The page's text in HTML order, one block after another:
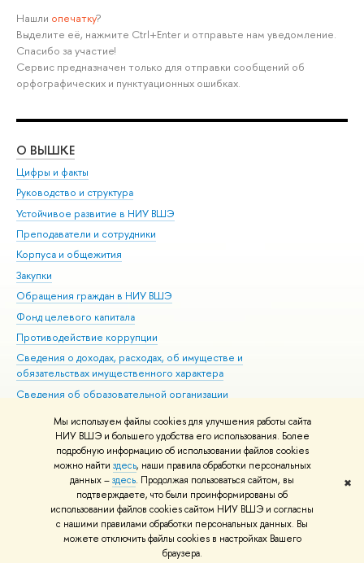
Мы используем файлы cookies для улучшения работы сайта
НИУ ВШЭ и большего удобства его использования. Более
подробную информацию об использовании файлов cookies
можно найти здесь, наши правила обработки персональных
данных –здесь. Продолжая пользоваться сайтом, вы
подтверждаете, что были проинформированы об
использовании файлов cookies сайтом НИУ ВШЭ и согласны
с нашими правилами обработки персональных данных. Вы
можете отключить файлы cookies в настройках Вашего
браузера.
✖
Нашли опечатку?
Выделите её, нажмите Ctrl+Enter и отправьте нам уведомление.
Спасибо за участие!
Сервис предназначен только для отправки сообщений об
орфографических и пунктуационных ошибках.
О ВЫШКЕ
Цифры и факты
Руководство и структура
Устойчивое развитие в НИУ ВШЭ
Преподаватели и сотрудники
Корпуса и общежития
Закупки
Обращения граждан в НИУ ВШЭ
Фонд целевого капитала
Противодействие коррупции
Сведения о доходах, расходах, об имуществе и
обязательствах имущественного характера
Сведения об образовательной организации
Людям с ограниченными возможностями здоровья
Единая платежная страница
Работа в Вышке
© НИУ ВШЭ 1993–2026 Адреса и контакты Условия использования
материалов Политика конфиденциальности Карта сайта
Шрифты HSE Sans и HSE Slab разработаны вШколе дизайна НИУ ВШЭ